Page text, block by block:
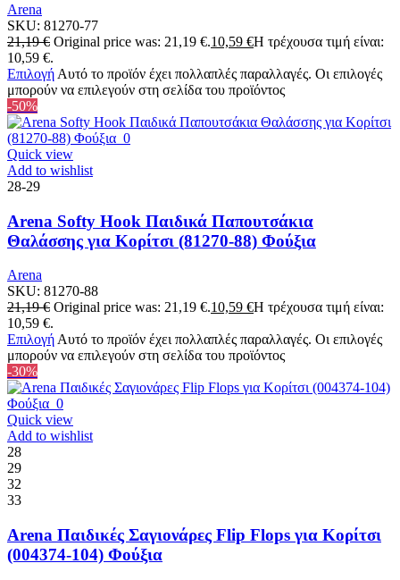
Arena
SKU: 81270-77
21,19€ Original price was: 21,19 €.10,59 €Η τρέχουσα τιμή είναι:
10,59 €.
Επιλογή Αυτό το προϊόν έχει πολλαπλές παραλλαγές. Οι επιλογές
μπορούν να επιλεγούν στη σελίδα του προϊόντος
-50%
Quick view
Add to wishlist
28-29
Arena Softy Hook Παιδικά Παπουτσάκια
Θαλάσσης για Κορίτσι (81270-88) Φούξια
Arena
SKU: 81270-88
21,19€ Original price was: 21,19 €.10,59 €Η τρέχουσα τιμή είναι:
10,59 €.
Επιλογή Αυτό το προϊόν έχει πολλαπλές παραλλαγές. Οι επιλογές
μπορούν να επιλεγούν στη σελίδα του προϊόντος
-30%
Quick view
Add to wishlist
28
29
32
33
Arena Παιδικές Σαγιονάρες Flip Flops για Κορίτσι
(004374-104) Φούξια